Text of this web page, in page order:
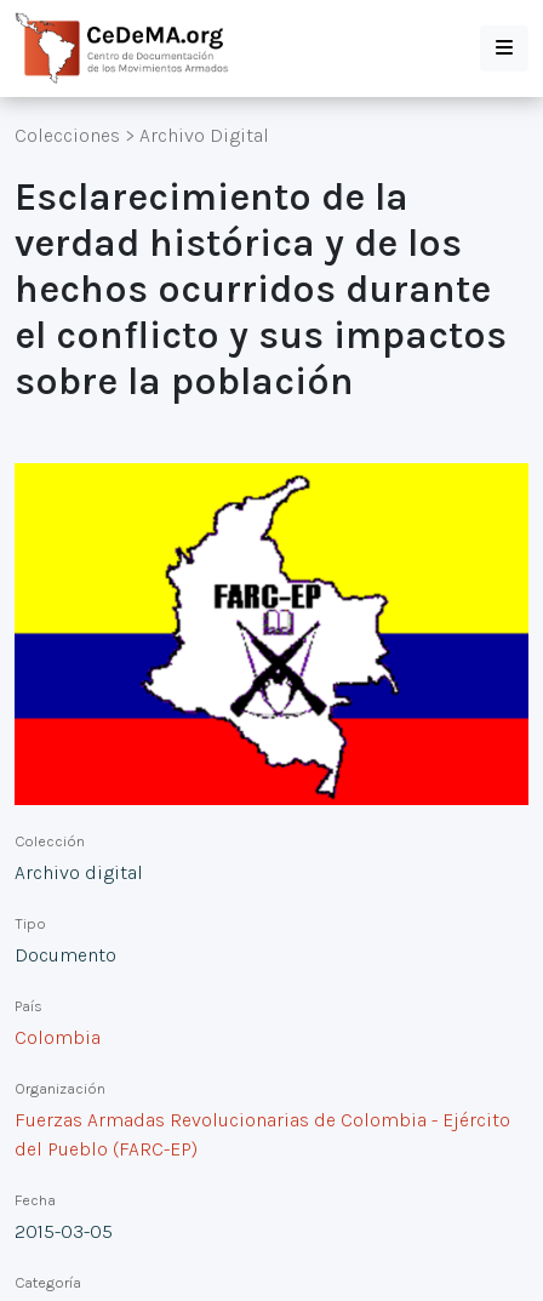
Colecciones > Archivo Digital
Esclarecimiento de la
verdad histórica y de los
hechos ocurridos durante
el conflicto y sus impactos
sobre la población
Colección
Archivo digital
Tipo
Documento
País
Colombia
Organización
Fuerzas Armadas Revolucionarias de Colombia - Ejército
del Pueblo (FARC-EP)
Fecha
2015-03-05
Categoría